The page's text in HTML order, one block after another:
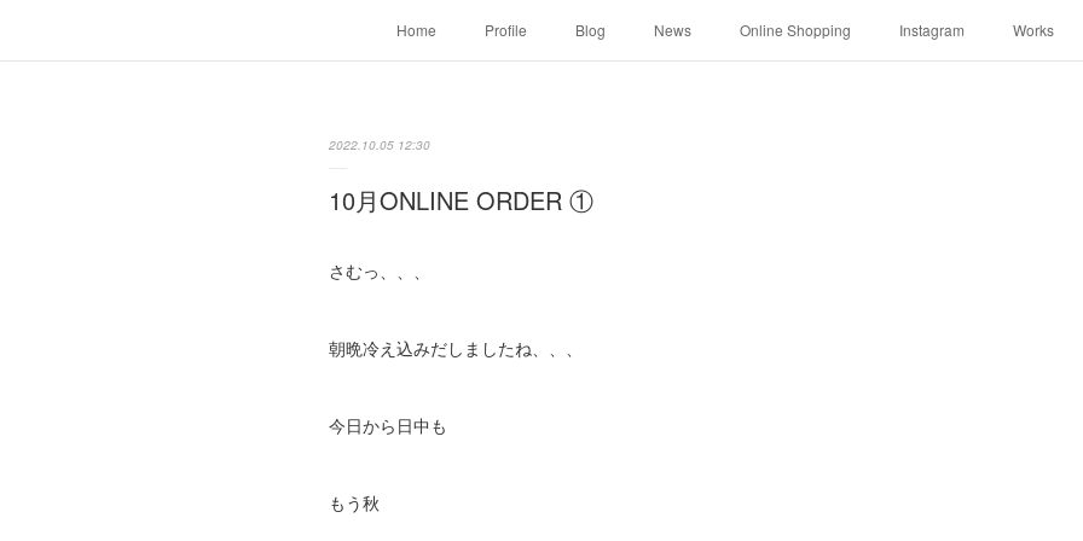
Home Profile Blog News Online Shopping Instagram Works
2022.10.05 12:30
10月ONLINE ORDER ①
さむっ、、、
朝晩冷え込みだしましたね、、、
今日から日中も
もう秋